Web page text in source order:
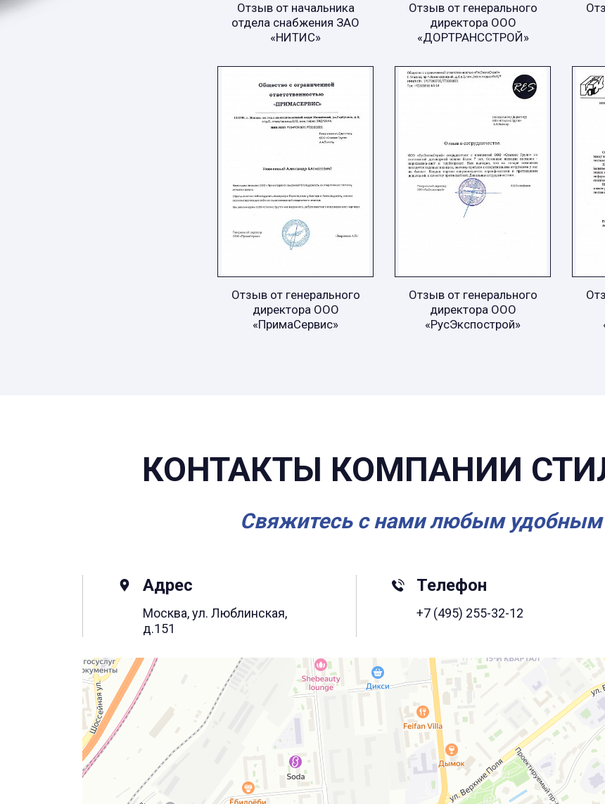
Отзыв от начальника
отдела снабжения ЗАО
«НИТИС»
Отзыв от генерального
директора ООО
«ДОРТРАНССТРОЙ»
Отзыв от генерального
директора ООО
«ПримаСервис»
Отзыв от генерального
директора ООО
«РусЭкспострой»
КОНТАКТЫ КОМПАНИИ
Свяжитесь с нами любым удобным
Адрес
Москва, ул. Люблинская,
д.151
Телефон
+7 (495) 255-32-12